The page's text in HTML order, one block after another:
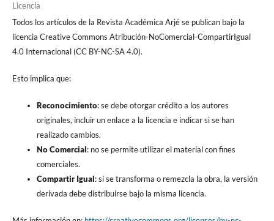
Licencia
Todos los artículos de la Revista Académica Arjé se publican bajo la
licencia Creative Commons Atribución-NoComercial-CompartirIgual
4.0 Internacional (CC BY-NC-SA 4.0).
Esto implica que:
Reconocimiento: se debe otorgar crédito a los autores
originales, incluir un enlace a la licencia e indicar si se han
realizado cambios.
No Comercial: no se permite utilizar el material con fines
comerciales.
Compartir Igual: si se transforma o remezcla la obra, la versión
derivada debe distribuirse bajo la misma licencia.